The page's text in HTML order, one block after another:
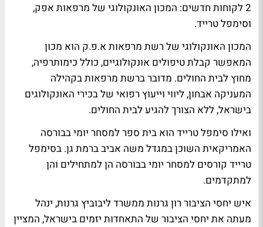
2 לקוחות חדשים: המכון האונקולוגי של מרפאות אפק,
וסימפל טרייד.
המכון האונקולוגי של רשת מרפאות א.פ.ק הוא מכון
המאפשר קבלת טיפולים אונקולוגיים, כולל כימותרפיה,
מחוץ לבית החולים. מדובר ברשת מרפאות בקהילה
המעניקה אבחון, ליווי וייעוץ רפואי של בכירי האונקולוגים
בישראל, ללא הצורך להגיע לבית החולים.
ואילו סימפל טרייד הוא בית ספר למסחר יומי בבורסה
האמריקאית השוכן במגדל משה אביב ברמת גן. בסימפל
טרייד קורסים למסחר יומי בבורסה הן למתחילים והן
למתקדמים.
איש יחסי הציבור רון גרנות ממשרד ליבוביץ גרנות, ינהל
מעתה את יחסי הציבור של התאחדות יזמים בישראל, המציין